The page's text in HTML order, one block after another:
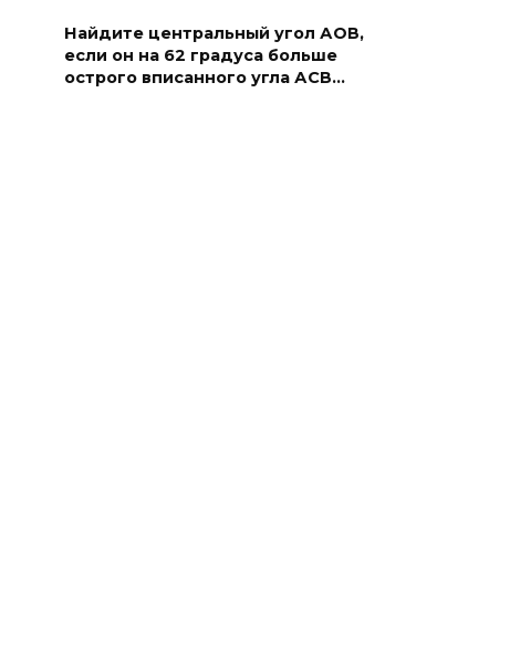
Найдите центральный угол АОВ,
если он на 62 градуса больше
острого вписанного угла АСВ…